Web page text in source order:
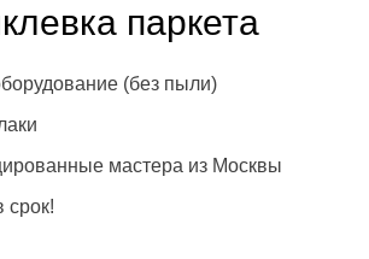
паркета
(без пыли)
мастера из Москвы
срок!